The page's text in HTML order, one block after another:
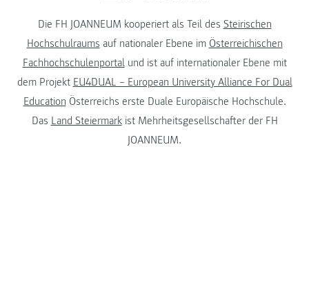
Die FH JOANNEUM kooperiert als Teil des Steirischen
Hochschulraums auf nationaler Ebene im Österreichischen
Fachhochschulenportalund ist auf internationaler Ebene mit
dem Projekt EU4DUAL – European University Alliance For Dual
Education Österreichs erste Duale Europäische Hochschule.
Das Land Steiermarkist Mehrheitsgesellschafter der FH
JOANNEUM.